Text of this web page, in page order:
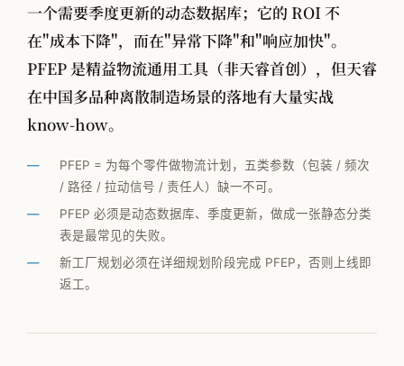
物流咨询公司怎么选
专家团队
邱伏生
新闻动态
加入我们
一个需要季度更新的动态数据库；它的 ROI 不
在"成本下降"，而在"异常下降"和"响应加快"。
PFEP 是精益物流通用工具（非天睿首创），但天睿
在中国多品种离散制造场景的落地有大量实战
know-how。
PFEP = 为每个零件做物流计划，五类参数（包装 / 频次
/ 路径 / 拉动信号 / 责任人）缺一不可。
PFEP 必须是动态数据库、季度更新，做成一张静态分类
表是最常见的失败。
新工厂规划必须在详细规划阶段完成 PFEP，否则上线即
返工。